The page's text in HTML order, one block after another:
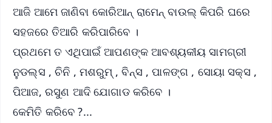
ଆଜି ଆମେ ଜାଣିବା କୋରିଆନ୍ ରାମେନ୍ ବାଉଲ୍ କିପରି ଘରେ
ସହଜରେ ତିଆରି କରିପାରିବେ ।
ପ୍ରଥମେ ତ ଏଥିପାଇଁ ଆପଣଙ୍କ ଆବଶ୍ୟକୀୟ ସାମଗ୍ରୀ
ନୁଡଲ୍ସ , ଚିନି , ମଶରୁମ୍ , ବିନ୍ସ , ପାଳଙ୍ଗ , ସୋୟା ସକ୍ସ ,
ପିଆଜ, ରସୁଣ ଆଦି ଯୋଗାଡ କରିବେ ।
କେମିତି କରିବେ ?...